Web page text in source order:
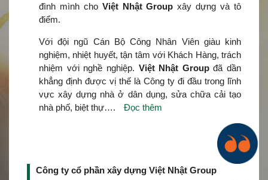
đình mình cho Việt Nhật Group xây dựng và tô
điểm.
Với đội ngũ Cán Bộ Công Nhân Viên giàu kinh
nghiệm, nhiệt huyết, tận tâm với Khách Hàng, trách
nhiệm với nghề nghiệp. Việt Nhật Groupđã dần
khẳng định được vị thế là Công ty đi đầu trong lĩnh
vực xây dựng nhà ở dân dụng, sửa chữa cải tạo
nhà phố, biệt thự….
Đọc thêm
Công ty cổ phần xây dựng Việt Nhật Group